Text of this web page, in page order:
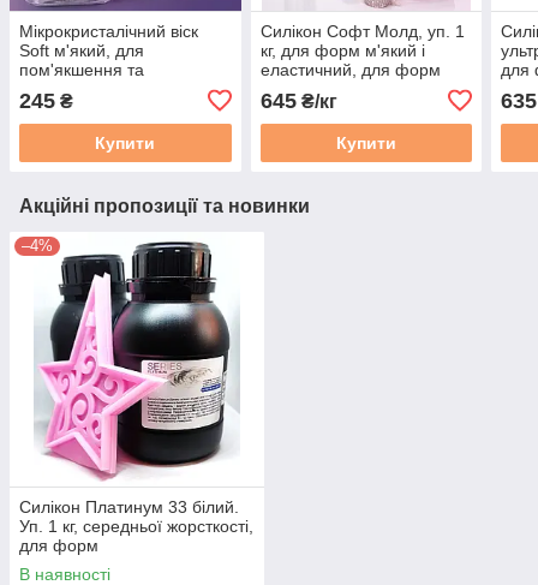
Мікрокристалічний віск
Soft м'який, для
пом'якшення та
створення воскового
паперу та ліплення. Уп.
245 ₴
Купити
Силікон Софт Молд, уп. 1
кг, для форм м'який і
еластичний, для форм
645₴/кг
Купити
для
635
Акційні пропозиції та новинки
–4%
Силікон Платинум 33 білий.
Уп. 1 кг, середньої жорсткості,
для форм
В наявності